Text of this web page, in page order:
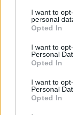
I want to
personal
Opted In
I want to
Personal
Opted In
I want to
Personal
Opted In